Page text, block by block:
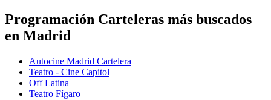
Programación Carteleras más buscados
en Madrid
Autocine Madrid Cartelera
Teatro - Cine Capitol
Off Latina
Teatro Fígaro